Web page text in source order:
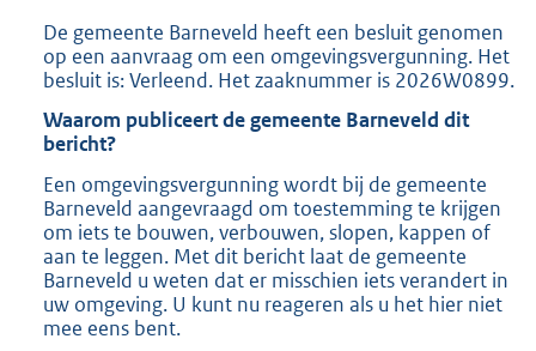
2
9
8
K
De gemeente Barneveld heeft een besluit genomen
op een aanvraag om een omgevingsvergunning. Het
besluit is: Verleend. Het zaaknummer is 2026W0899.
Waarom publiceert de gemeente Barneveld dit
bericht?
Een omgevingsvergunning wordt bij de gemeente
Barneveld aangevraagd om toestemming te krijgen
om iets te bouwen, verbouwen, slopen, kappen of
aan te leggen. Met dit bericht laat de gemeente
Barneveld u weten dat er misschien iets verandert in
uw omgeving. U kunt nu reageren als u het hier niet
mee eens bent.